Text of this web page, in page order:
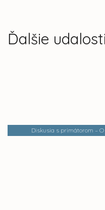
Ďalšie
Diskusia s primátorom –